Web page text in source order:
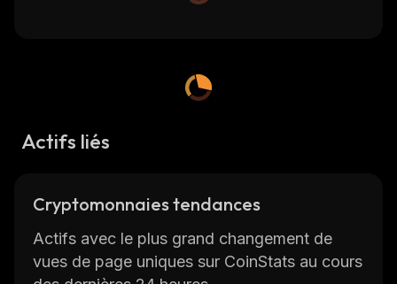
Actifs liés
Cryptomonnaies tendances
Actifs avec le plus grand changement de
vues de page uniques sur CoinStats au cours